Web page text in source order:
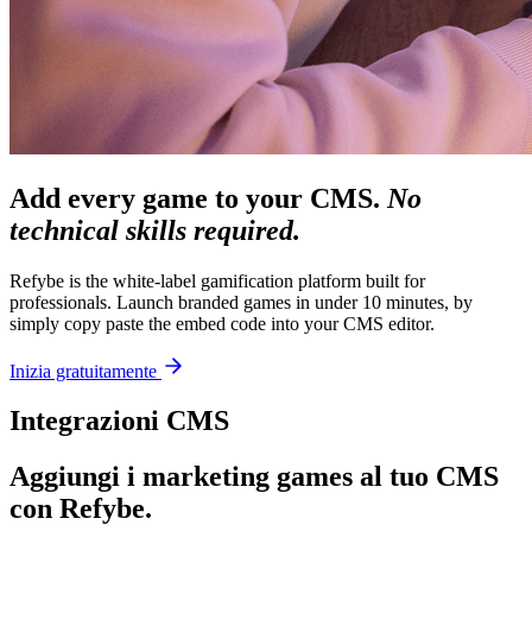
Add every game to your CMS. No
technical skills required.
Refybe is the white-label gamification platform built for
professionals. Launch branded games in under 10 minutes, by
simply copy paste the embed code into your CMS editor.
Inizia gratuitamente
Integrazioni CMS
Aggiungi i marketing games al tuo CMS
con Refybe.